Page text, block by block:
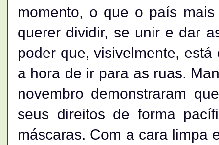
momento, o que o país
querer dividir, se unir e dar
poder que, visivelmente,
a hora de ir para as ruas.
novembro demonstraram
seus direitos de forma
máscaras. Com a cara limpa